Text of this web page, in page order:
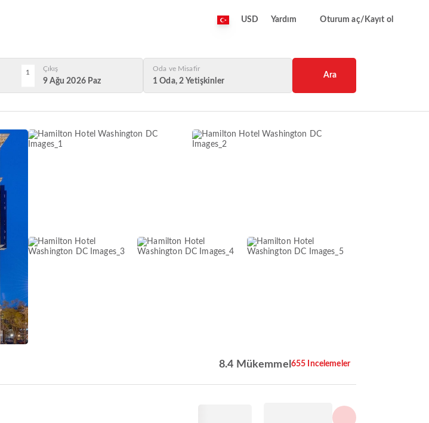
USD Yardım Oturum aç/Kayıt ol
1 Çıkış
9 Ağu 2026 Paz
Oda ve Misafir
1 Oda, 2 Yetişkinler
Ara
8.4 Mükemmel 655 Incelemeler